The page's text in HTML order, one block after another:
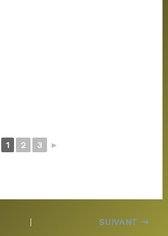
1 2 3 ►
SUIVANT